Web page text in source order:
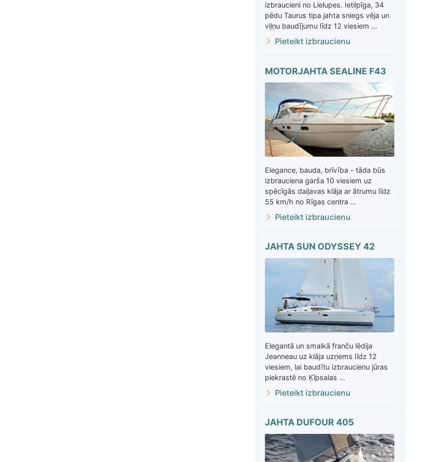
izbraucieni no Lielupes. Ietilpīga, 34
pēdu Taurus tipa jahta sniegs vēja un
viļņu baudījumu līdz 12 viesiem ...
Pieteikt izbraucienu
MOTORJAHTA SEALINE F43
Elegance, bauda, brīvība - tāda būs
izbrauciena garša 10 viesiem uz
spēcīgās daiļavas klāja ar ātrumu līdz
55 km/h no Rīgas centra ...
Pieteikt izbraucienu
JAHTA SUN ODYSSEY 42
Elegantā un smalkā franču lēdija
Jeanneau uz klāja uzņems līdz 12
viesiem, lai baudītu izbraucienu jūras
piekrastē no Ķīpsalas ...
Pieteikt izbraucienu
JAHTA DUFOUR 405